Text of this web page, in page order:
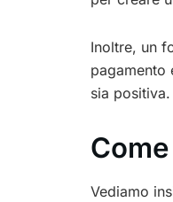
Inoltre, un
pagamento
sia positiva.
Vediamo